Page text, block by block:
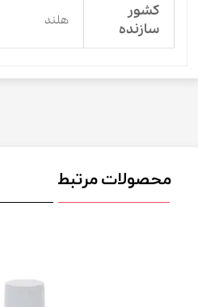
کشور
سازنده
هلند
محصولات مرتبط